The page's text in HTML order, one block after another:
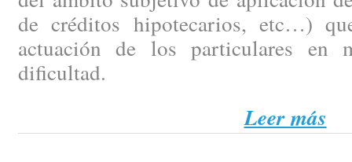
de créditos hipotecarios, etc…)
actuación de los particulares en
dificultad.
Leer más